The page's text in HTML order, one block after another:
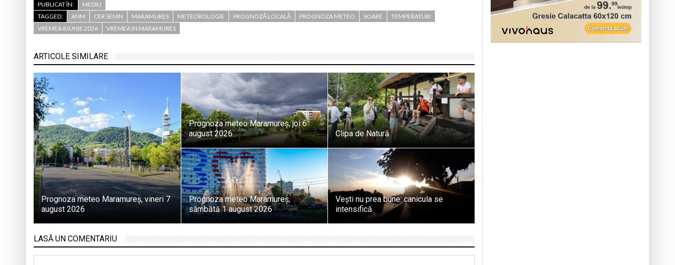
PUBLICAT ÎN:
MEDIU
TAGGED:
ANM CER SENIN MARAMURES METEOROLOGIE PROGNOZĂ LOCALĂ PROGNOZA METEO SOARE
TEMPERATURI
VREMEA 8 IUNIE 2026
VREMEA IN MARAMURES
ARTICOLE SIMILARE
Prognoza meteo Maramureș, vineri 7
august 2026
Prognoza meteo Maramureș, joi 6
august 2026
Clipa de Natură
Prognoza meteo Maramureș,
sâmbătă 1 august 2026
Vești nu prea bune: canicula se
intensifică
LASĂ UN COMENTARIU